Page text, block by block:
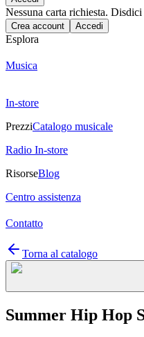
Nessuna carta richiesta.
Crea account Accedi
Esplora
Musica
In-store
PrezziCatalogo musicale
Radio In-store
RisorseBlog
Centro assistenza
Contatto
Torna al catalogo
Summer Hip Hop